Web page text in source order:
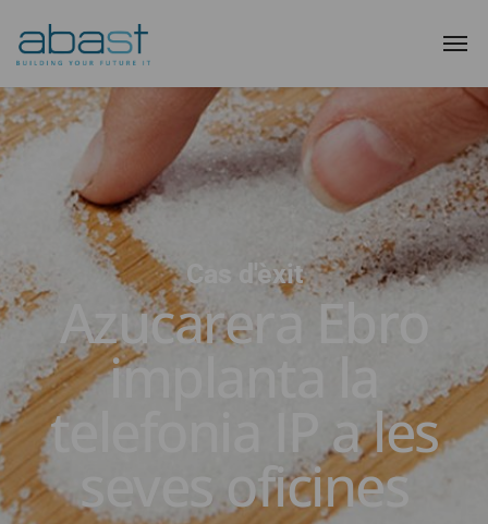
Cas d'èxit
Azucarera Ebro
implanta la
telefonia IP a les
seves oficines